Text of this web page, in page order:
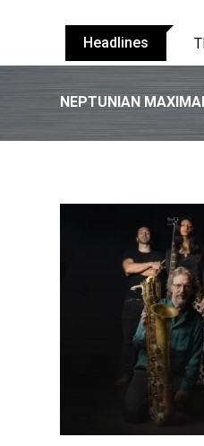
Headlines
NEPTUNIAN